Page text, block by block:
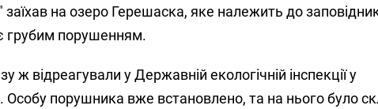
на озеро Герешаска, яке належить до
грубим порушенням.
ж відреагували у Державній екологічній інспекції у
Особу порушника вже встановлено, та на нього було